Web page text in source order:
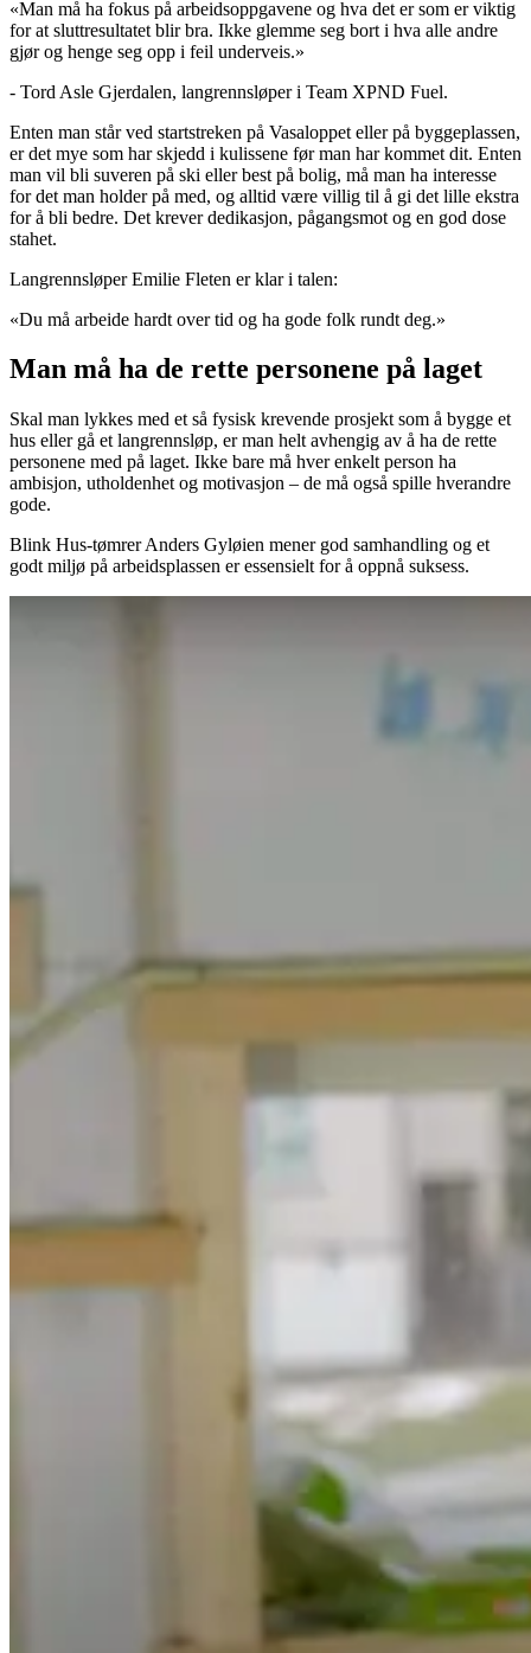
«Man må ha fokus på arbeidsoppgavene og hva det er som er viktig
for at sluttresultatet blir bra. Ikke glemme seg bort i hva alle andre
gjør og henge seg opp i feil underveis.»
- Tord Asle Gjerdalen, langrennsløper i Team XPND Fuel.
Enten man står ved startstreken på Vasaloppet eller på byggeplassen,
er det mye som har skjedd i kulissene før man har kommet dit. Enten
man vil bli suveren på ski eller best på bolig, må man ha interesse
for det man holder på med, og alltid være villig til å gi det lille ekstra
for å bli bedre. Det krever dedikasjon, pågangsmot og en god dose
stahet.
Langrennsløper Emilie Fleten er klar i talen:
«Du må arbeide hardt over tid og ha gode folk rundt deg.»
Man må ha de rette personene på laget
Skal man lykkes med et så fysisk krevende prosjekt som å bygge et
hus eller gå et langrennsløp, er man helt avhengig av å ha de rette
personene med på laget. Ikke bare må hver enkelt person ha
ambisjon, utholdenhet og motivasjon – de må også spille hverandre
gode.
Blink Hus-tømrer Anders Gyløien mener god samhandling og et
godt miljø på arbeidsplassen er essensielt for å oppnå suksess.